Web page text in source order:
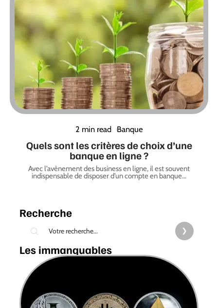
2 min read Banque
Quels sont les critères de choix d’une
banque en ligne ?
Avec l’avènement des business en ligne, il est souvent
indispensable de disposer d’un compte en banque…
Recherche
Les immanquables